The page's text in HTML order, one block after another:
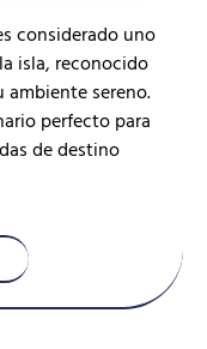
considerado uno
isla, reconocido
sereno.
perfecto para
de destino